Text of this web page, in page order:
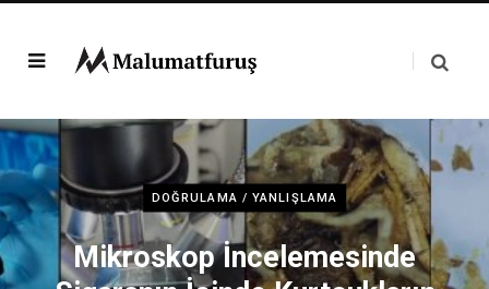
DOĞRULAMA / YANLIŞLAMA
Mikroskop İncelemesinde